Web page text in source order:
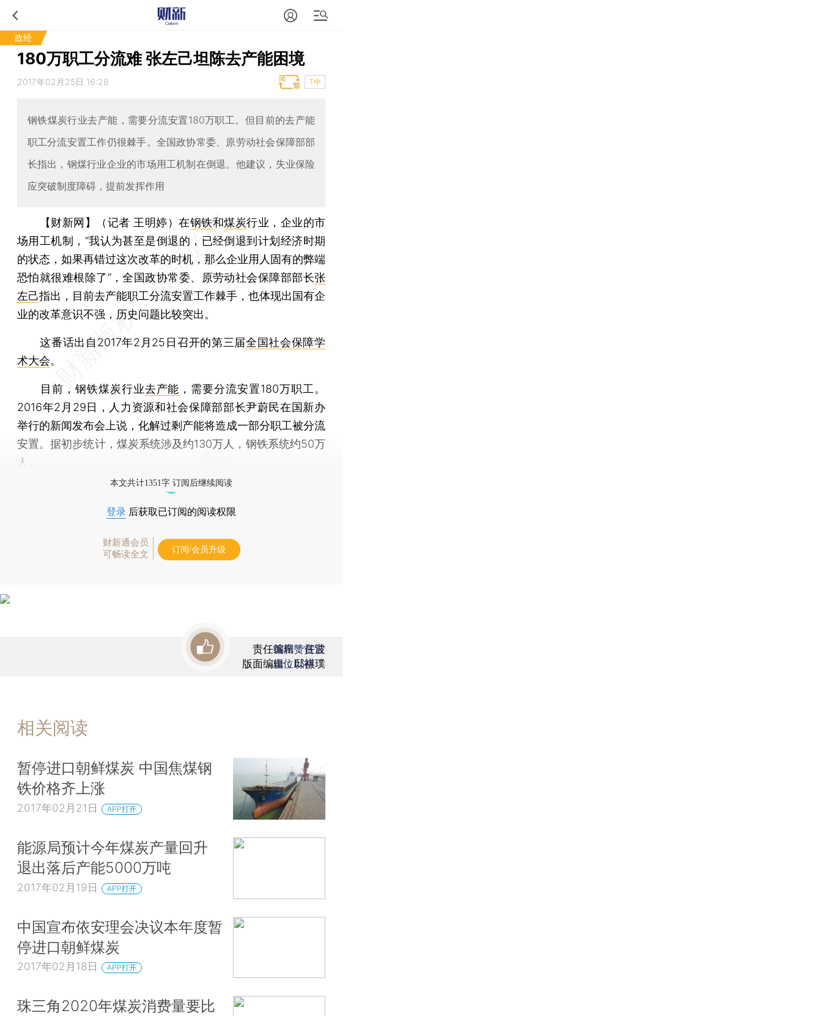
政经
180万职工分流难 张左己坦陈去产能困境
2017年02月25日 16:28 T中
钢铁煤炭行业去产能，需要分流安置180万职工。但目前的去产能
职工分流安置工作仍很棘手。全国政协常委、原劳动社会保障部部
长指出，钢煤行业企业的市场用工机制在倒退。他建议，失业保险
应突破制度障碍，提前发挥作用
【财新网】（记者 王明婷）在钢铁和煤炭行业，企业的市
场用工机制，“我认为甚至是倒退的，已经倒退到计划经济时期
的状态，如果再错过这次改革的时机，那么企业用人固有的弊端
恐怕就很难根除了”，全国政协常委、原劳动社会保障部部长张
左己指出，目前去产能职工分流安置工作棘手，也体现出国有企
业的改革意识不强，历史问题比较突出。
这番话出自2017年2月25日召开的第三届全国社会保障学
术大会。
目前，钢铁煤炭行业去产能 ，需要分流安置180万职工。
2016年2月29日，人力资源和社会保障部部长尹蔚民在国新办
举行的新闻发布会上说，化解过剩产能将造成一部分职工被分流
安置。据初步统计，煤炭系统涉及约130万人，钢铁系统约50万
人。
本文共计1351字 订阅后继续阅读
登录 后获取已订阅的阅读权限
财新通会员
可畅读全文
订阅/会员升级
责任编辑：任波
版面编辑：邱祺璞
首席赞赏官
虚位以待
相关阅读
暂停进口朝鲜煤炭 中国焦煤钢
铁价格齐上涨
2017年02月21日 APP打开
能源局预计今年煤炭产量回升
退出落后产能5000万吨
2017年02月19日 APP打开
中国宣布依安理会决议本年度暂
停进口朝鲜煤炭
2017年02月18日 APP打开
珠三角2020年煤炭消费量要比